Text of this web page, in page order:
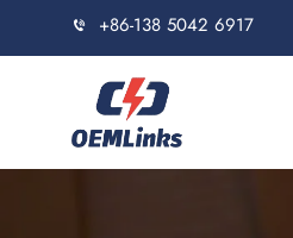
+86-138 5042 6917